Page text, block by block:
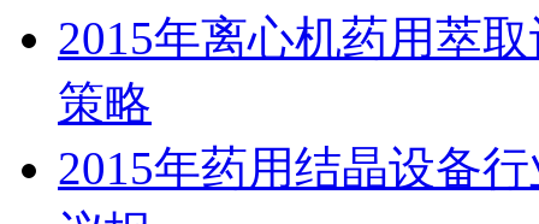
2015年离心机药用萃
策略
2015年药用结晶设备